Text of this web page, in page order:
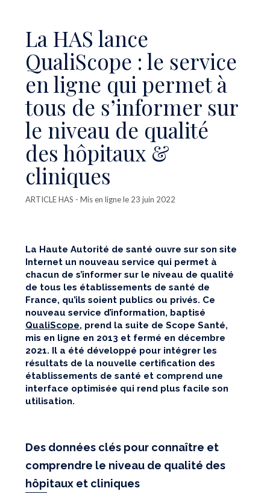
La HAS lance
QualiScope : le service
en ligne qui permet à
tous de s’informer sur
le niveau de qualité
des hôpitaux &
cliniques
ARTICLE HAS - Mis en ligne le 23 juin 2022
La Haute Autorité de santé ouvre sur son site
Internet un nouveau service qui permet à
chacun de s’informer sur le niveau de qualité
de tous les établissements de santé de
France, qu’ils soient publics ou privés. Ce
nouveau service d’information, baptisé
QualiScope, prend la suite de Scope Santé,
mis en ligne en 2013 et fermé en décembre
2021. Il a été développé pour intégrer les
résultats de la nouvelle certification des
établissements de santé et comprend une
interface optimisée qui rend plus facile son
utilisation.
Des données clés pour connaître et
comprendre le niveau de qualité des
hôpitaux et cliniques